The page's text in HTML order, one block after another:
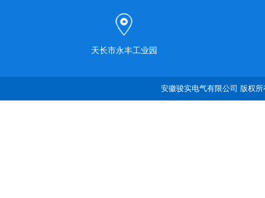
天长市永丰工业园
安徽骏实电气有限公司 版权